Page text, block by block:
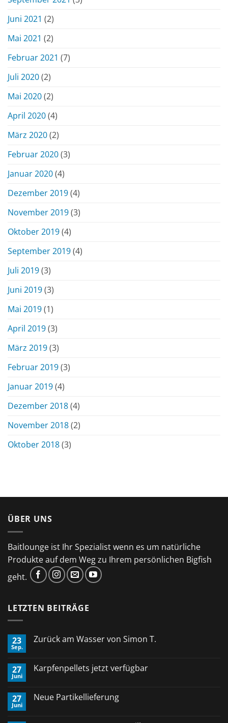
Juni 2021 (2)
Mai 2021 (2)
Februar 2021 (7)
Juli 2020(2)
Mai 2020(2)
April 2020(4)
März 2020(2)
Februar 2020(3)
Januar 2020(4)
Dezember 2019(4)
November 2019(3)
Oktober 2019(4)
September 2019(4)
Juli 2019(3)
Juni 2019(3)
Mai 2019(1)
April 2019(3)
März 2019(3)
Februar 2019(3)
Januar 2019(4)
Dezember 2018(4)
November 2018(2)
Oktober 2018(3)
ÜBER UNS
Baitlounge ist Ihr Spezialist wenn es um natürliche
Produkte auf dem Weg zu Ihrem persönlichen Bigfish
geht.
LETZTEN BEITRÄGE
23
Sep.
Zurück am Wasser von Simon T.
Zurück
Simon
T.
27
Juni
Karpfenpellets jetzt verfügbar
Karpfenpellets
27
Juni
Neue Partikellieferung